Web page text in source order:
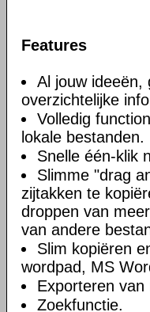
Features
Al jouw ideeën,
overzichtelijke
Volledig
lokale bestanden.
Snelle één-klik
Slimme "drag
zijtakken te
droppen van
van andere
Slim kopiëren
wordpad, MS
Exporteren van
Zoekfunctie.